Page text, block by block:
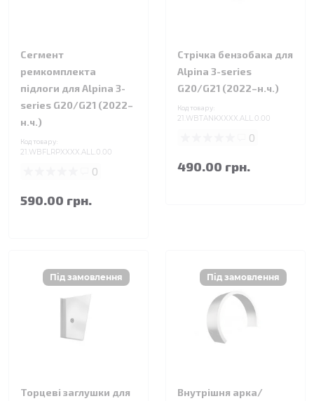
Сегмент
ремкомплекта
підлоги для Alpina 3-
series G20/G21 (2022–
н.ч.)
Код товару:
21.WBFLRPXXXX.ALL.0.00
0
590.00 грн.
Стрічка бензобака для
Alpina 3-series
G20/G21 (2022–н.ч.)
Код товару:
21.WBTANKXXXX.ALL.0.00
0
490.00 грн.
Торцеві заглушки для
Внутрішня арка/